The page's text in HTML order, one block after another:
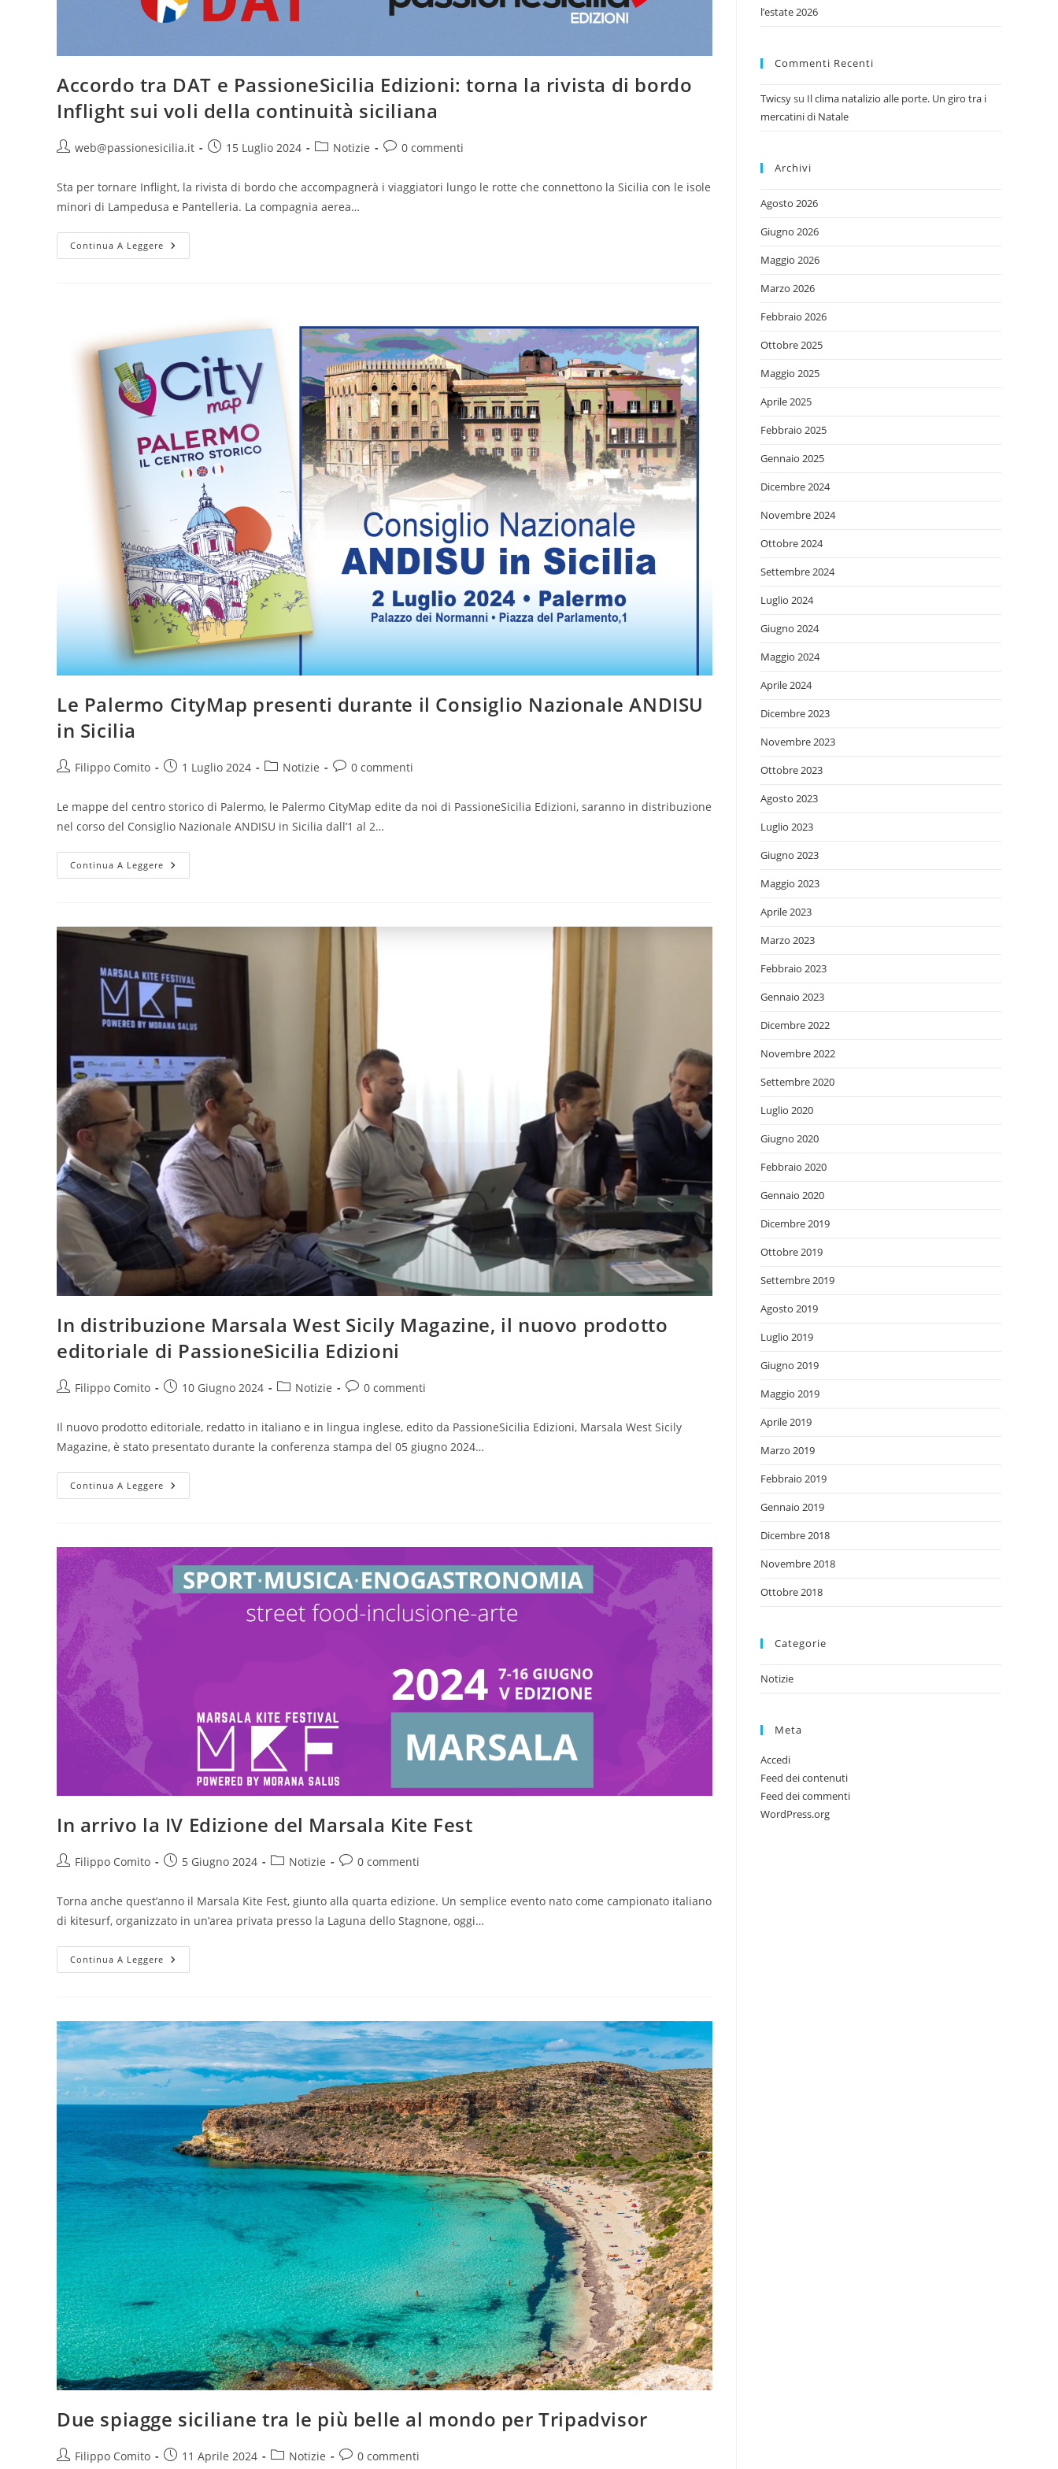
Accordo tra DAT e PassioneSicilia Edizioni: torna la rivista di bordo
Inflight sui voli della continuità siciliana
Autoreweb@passionesicilia.it
Articolo15 Luglio 2024
Categoria
Notizie
Commenti
0 commenti
Sta per tornare Inflight, la rivista di bordo che accompagnerà i viaggiatori lungo le rotte che connettono la Sicilia con le isole
minori di Lampedusa e Pantelleria. La compagnia aerea…
Continua A Leggere Accordo
Tra
Rivista
Di
Inflight
Sui
Voli
Della
Continuità
Le Palermo CityMap presenti durante il Consiglio Nazionale ANDISU
in Sicilia
AutoreFilippo Comito
Articolo1 Luglio 2024
Categoria
Notizie
Commenti
0 commenti
Le mappe del centro storico di Palermo, le Palermo CityMap edite da noi di PassioneSicilia Edizioni, saranno in distribuzione
nel corso del Consiglio Nazionale ANDISU in Sicilia dall’1 al 2…
Continua A Leggere Le
Palermo
Consiglio
Nazionale
ANDISU
Sicilia
In distribuzione Marsala West Sicily Magazine, il nuovo prodotto
editoriale di PassioneSicilia Edizioni
AutoreFilippo Comito
Articolo10 Giugno 2024
Categoria
Notizie
Commenti
0 commenti
Il nuovo prodotto editoriale, redatto in italiano e in lingua inglese, edito da PassioneSicilia Edizioni, Marsala West Sicily
Magazine, è stato presentato durante la conferenza stampa del 05 giugno 2024…
Continua A Leggere In
Distribuzione
Il
Nuovo
Prodotto
Editoriale
Di
PassioneSicilia
Edizioni
In arrivo la IV Edizione del Marsala Kite Fest
AutoreFilippo Comito
Articolo5 Giugno 2024
Categoria
Notizie
Commenti
0 commenti
Torna anche quest’anno il Marsala Kite Fest, giunto alla quarta edizione. Un semplice evento nato come campionato italiano
di kitesurf, organizzato in un’area privata presso la Laguna dello Stagnone, oggi…
Continua A Leggere In
Arrivo
Marsala
Kite
Fest
Due spiagge siciliane tra le più belle al mondo per Tripadvisor
AutoreFilippo Comito
Articolo11 Aprile 2024
Categoria
Notizie
Commenti
0 commenti
l’estate 2026
Commenti Recenti
Twicsysu Il clima natalizio alle porte. Un giro tra i
mercatini di Natale
Archivi
Agosto 2026
Giugno 2026
Maggio 2026
Marzo 2026
Febbraio 2026
Ottobre 2025
Maggio 2025
Aprile 2025
Febbraio 2025
Gennaio 2025
Dicembre 2024
Novembre 2024
Ottobre 2024
Settembre 2024
Luglio 2024
Giugno 2024
Maggio 2024
Aprile 2024
Dicembre 2023
Novembre 2023
Ottobre 2023
Agosto 2023
Luglio 2023
Giugno 2023
Maggio 2023
Aprile 2023
Marzo 2023
Febbraio 2023
Gennaio 2023
Dicembre 2022
Novembre 2022
Settembre 2020
Luglio 2020
Giugno 2020
Febbraio 2020
Gennaio 2020
Dicembre 2019
Ottobre 2019
Settembre 2019
Agosto 2019
Luglio 2019
Giugno 2019
Maggio 2019
Aprile 2019
Marzo 2019
Febbraio 2019
Gennaio 2019
Dicembre 2018
Novembre 2018
Ottobre 2018
Categorie
Notizie
Meta
Accedi
Feed dei contenuti
Feed dei commenti
WordPress.org